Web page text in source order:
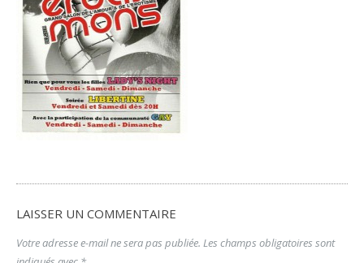
LAISSER UN COMMENTAIRE
Votre adresse e-mail ne sera pas publiée. Les champs obligatoires sont